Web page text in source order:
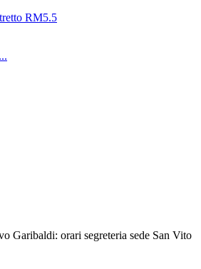
RM5.5
Garibaldi: orari segreteria sede San Vito